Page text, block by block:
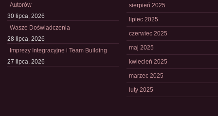
Autorów
30 lipca, 2026
Wasze Doświadczenia
28 lipca, 2026
Imprezy Integracyjne i Team Building
27 lipca, 2026
sierpień 2025
lipiec 2025
czerwiec 2025
maj 2025
kwiecień 2025
marzec 2025
luty 2025